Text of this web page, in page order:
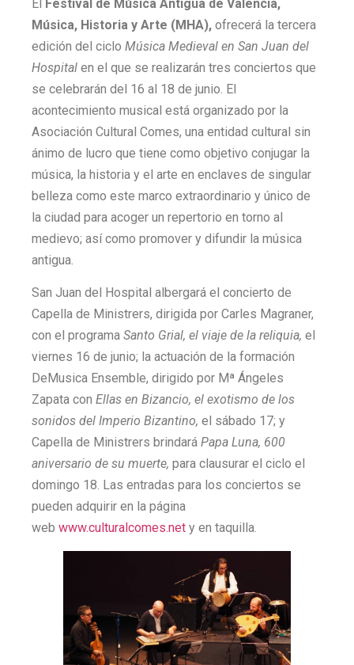
El Festival de Música Antigua de Valencia,
Música, Historia y Arte (MHA), ofrecerá la tercera
edición del ciclo Música Medieval en San Juan del
Hospital en el que se realizarán tres conciertos que
se celebrarán del 16 al 18 de junio. El
acontecimiento musical está organizado por la
Asociación Cultural Comes, una entidad cultural sin
ánimo de lucro que tiene como objetivo conjugar la
música, la historia y el arte en enclaves de singular
belleza como este marco extraordinario y único de
la ciudad para acoger un repertorio en torno al
medievo; así como promover y difundir la música
antigua.
San Juan del Hospital albergará el concierto de
Capella de Ministrers, dirigida por Carles Magraner,
con el programa Santo Grial, el viaje de la reliquia, el
viernes 16 de junio; la actuación de la formación
DeMusica Ensemble, dirigido por Mª Ángeles
Zapata con Ellas en Bizancio, el exotismo de los
sonidos del Imperio Bizantino, el sábado 17; y
Capella de Ministrers brindará Papa Luna, 600
aniversario de su muerte, para clausurar el ciclo el
domingo 18. Las entradas para los conciertos se
pueden adquirir en la página
web www.culturalcomes.net y en taquilla.